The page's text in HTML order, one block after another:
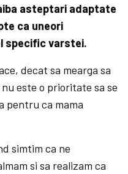
asteptari adaptate
ca uneori
specific varstei.
decat sa mearga sa
este o prioritate sa se
pentru ca mama
simtim ca ne
si sa realizam ca